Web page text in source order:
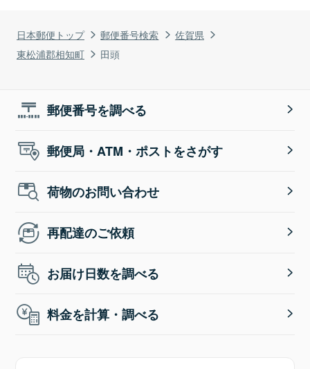
日本郵便トップ 郵便番号検索
佐賀県
東松浦郡相知町
田頭
郵便番号を調べる
郵便局・ATM・ポストをさがす
荷物のお問い合わせ
再配達のご依頼
お届け日数を調べる
料金を計算・調べる